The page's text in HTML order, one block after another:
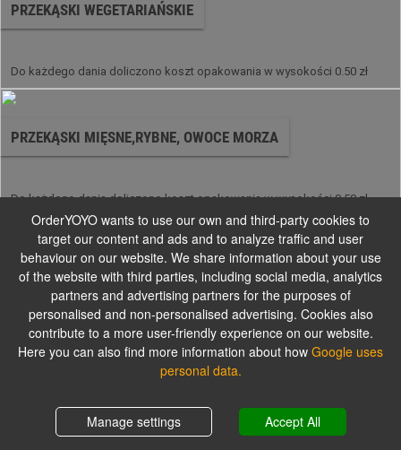
PRZEKĄSKI WEGETARIAŃSKIE
Do każdego dania doliczono koszt opakowania w wysokości 0.50 zł
PRZEKĄSKI MIĘSNE,RYBNE, OWOCE MORZA
Do każdego dania doliczono koszt opakowania w wysokości 0.50 zł
ZUPY / SOUPS
Do każdego dania doliczono koszt opakowania w wysokości 0.50 zł
Shopping cart 0,00 zł
OrderYOYO wants to use our own and third-party cookies to
target our content and ads and to analyze traffic and user
behaviour on our website. We share information about your use
of the website with third parties, including social media, analytics
partners and advertising partners for the purposes of
personalised and non-personalised advertising. Cookies also
contribute to a more user-friendly experience on our website.
Here you can also find more information about how Google uses
personal data.
Manage settings Accept All